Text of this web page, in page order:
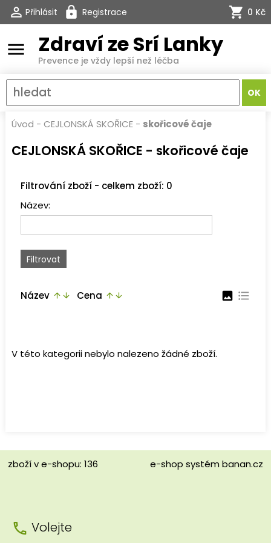
Přihlásit Registrace 0 Kč
menu Zdraví ze Srí Lanky
Prevence je vždy lepší než léčba
Úvod - CEJLONSKÁ SKOŘICE- skořicové čaje
CEJLONSKÁ SKOŘICE - skořicové čaje
Filtrování zboží - celkem zboží: 0
Název:
Název arrow_upward arrow_downward Cena arrow_upward arrow_downward image format_list_bulleted
V této kategorii nebylo nalezeno žádné zboží.
zboží v e-shopu: 136 e-shop systém banan.cz
Volejte